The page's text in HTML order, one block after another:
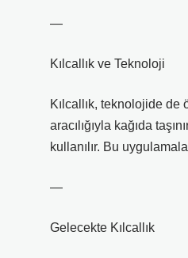
—
Kılcallık ve Teknoloji
Kılcallık, teknolojide
aracılığıyla kağıda
kullanılır. Bu
—
Gelecekte Kılcallık